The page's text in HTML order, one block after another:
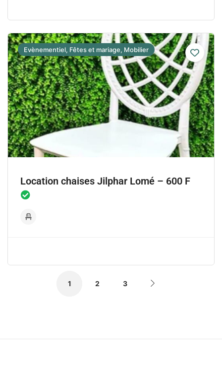
Evènementiel, Fêtes et mariage, Mobilier
Location chaises Jilphar Lomé – 600 F
1 2 3